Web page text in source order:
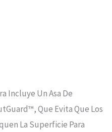
Incluye Un Asa De
Que Evita Que Los
La Superficie Para